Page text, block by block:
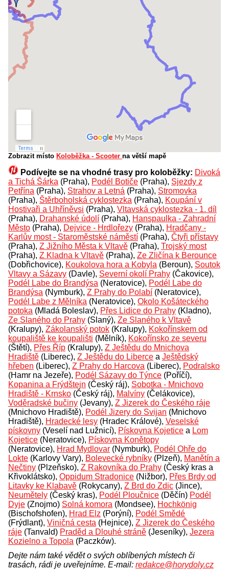
Zobrazit místo Koloběžka - Scooter na větší mapě
Podívejte se na vhodné trasy pro koloběžky: Divoká
a Tichá Šárka (Praha), Podél Botiče (Praha), Sjezdy z
Petřína (Praha), Strahov a Letná (Praha), Stromovka
(Praha), Štěrboholská cyklostezka (Praha), Koupání v
Hostivaři a Uhříněvsi (Praha), Vltavská cyklostezka - 1. díl
(Praha), Drahanské údolí (Praha), Hanspaulka - Zahradní
Město (Praha), Dejvice - Hrdlořezy (Praha), Hradčany -
Karlův most - Staroměstské náměstí (Praha), Čtyři přístavy
(Praha), Z Jižního Města k Vltavě (Praha), Trojský most
(Praha), Z Kladna k Vltavě (Praha), Ze Zličína k Berounce
(Dobřichovice), Koukolova hora a Kobyla (Beroun), Soutok
Vltavy a Sázavy (Davle), Severní okolí Prahy (Čakovice),
Podél Labe do Brandýsa (Neratovice), Podél Labe do
Brandýsa (Nymburk), Z Prahy do Polabí (Neratovice),
Podél Labe z Mělníka (Neratovice), Okolo Košáteckého
potoka (Mladá Boleslav), Přes Lidice do Prahy (Kladno),
Ze Slaného do Prahy (Slaný), Ze Slaného k Vltavě
(Kralupy), Zákolanský potok (Kralupy), Kokořínskem od
koupaliště ke koupališti (Mělník), Kokořínsko ze severu
(Štětí), Přes Říp (Kralupy), Z Ještědu do Mnichova
Hradiště (Liberec), Z Ještědu do Liberce a Ještědský
hřeben (Liberec), Z Prahy do Harcova (Liberec), Podralsko
(Hamr na Jezeře), Podél Sázavy do Týnce (Poříčí),
Kopanina a Frýdštejn (Český ráj), Sobotka - Mnichovo
Hradiště - Krnsko (Český ráj), Malvíny (Čelákovice),
Voděradské bučiny (Jevany), Z Jizerek do Českého ráje
(Mnichovo Hradiště), Podél Jizery do Svijan (Mnichovo
Hradiště), Hradecké lesy (Hradec Králové), Veselské
pískovny (Veselí nad Lužnicí), Pískovna Kojetice a Lom
Kojetice (Neratovice), Pískovna Konětopy
(Neratovice), Hrad Mydlovar (Nymburk), Podél Ohře do
Lokte (Karlovy Vary), Bolevecké rybníky (Plzeň), Manětín a
Nečtiny (Plzeňsko), Z Rakovníka do Prahy (Český kras a
Křivoklátsko), Oppidum Stradonice (Nižbor), Přes Brdy od
Litavky ke Klabavě (Rokycany), Z Brd do Zdic (Jince),
Neumětely (Český kras), Podél Ploučnice (Děčín) Podél
Dyje (Znojmo) Solná komora (Mondsee), Hochkönig
(Bischofshofen), Hrad Elz (Porýní), Podél Smědé
(Frýdlant), Viničná cesta (Hejnice), Z Jizerek do Českého
ráje (Tanvald) Praděd a Dlouhé stráně (Jeseníky), Jezera
Kozielno a Topola (Paczków).
Dejte nám také vědět o svých oblíbených místech či
trasách, rádi je uveřejníme. E-mail: redakce@horydoly.cz